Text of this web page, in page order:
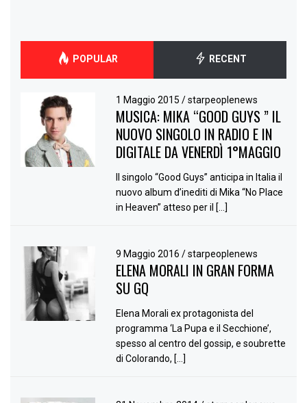
POPULAR RECENT
1 Maggio 2015/ starpeoplenews
MUSICA: MIKA “GOOD GUYS ” IL
NUOVO SINGOLO IN RADIO E IN
DIGITALE DA VENERDÌ 1°MAGGIO
Il singolo “Good Guys” anticipa in Italia il
nuovo album d’inediti di Mika “No Place
in Heaven” atteso per il […]
9 Maggio 2016/ starpeoplenews
ELENA MORALI IN GRAN FORMA
SU GQ
Elena Morali ex protagonista del
programma ‘La Pupa e il Secchione’,
spesso al centro del gossip, e soubrette
di Colorando, […]